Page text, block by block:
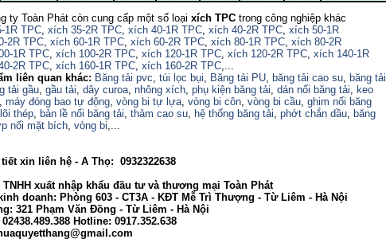
ty Toàn Phát còn cung cấp một số loại xích TPC trong công nghiệp khác
1R TPC, xích 35-2R TPC, xích 40-1R TPC, xích 40-2R TPC, xích 50-1R
2R TPC, xích 60-1R TPC, xích 60-2R TPC, xích 80-1R TPC, xích 80-2R
1R TPC, xích 100-2R TPC, xích 120-1R TPC, xích 120-2R TPC, xích 140-1R
2R TPC, xích 160-1R TPC, xích 160-2R TPC,...
liên quan khác: Băng tải pvc, túi lọc bụi, Băng tải PU, băng tải cao su, băng tải
tải gầu, gầu tải, dây curoa, nhông xích, phụ kiện băng tải, dán nối băng tải, keo
, máy đóng bao tự động, vòng bi tự lựa, vòng bi côn, vòng bi cầu, ghim nối băng
thép, bản lề nối băng tải, thảm cao su, hệ thống băng tải, phớt chắn dầu, băng
nối mặt bích, vòng bi,...
xin liên hệ - A Thọ: 0932322638
xuất nhập khẩu đầu tư và thương mại Toàn Phát
doanh: Phòng 603 - CT3A - KĐT Mễ Trì Thượng - Từ Liêm - Hà Nội
321 Phạm Văn Đồng - Từ Liêm - Hà Nội
Hotline: 0917.352.638